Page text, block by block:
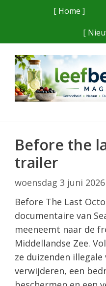
[ Home ]
[
Before the
trailer
woensdag 3 juni 2026
Before The Last
documentaire van
meeneemt naar de
Middellandse Zee.
ze duizenden
verwijderen, een